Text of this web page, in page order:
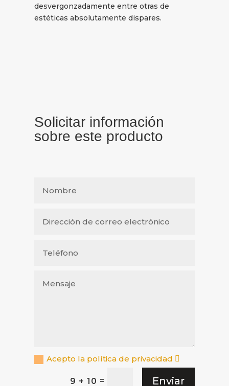
desvergonzadamente entre otras de
estéticas absolutamente dispares.
Solicitar información
sobre este producto
Acepto la política de privacidad
9 + 10 = Enviar